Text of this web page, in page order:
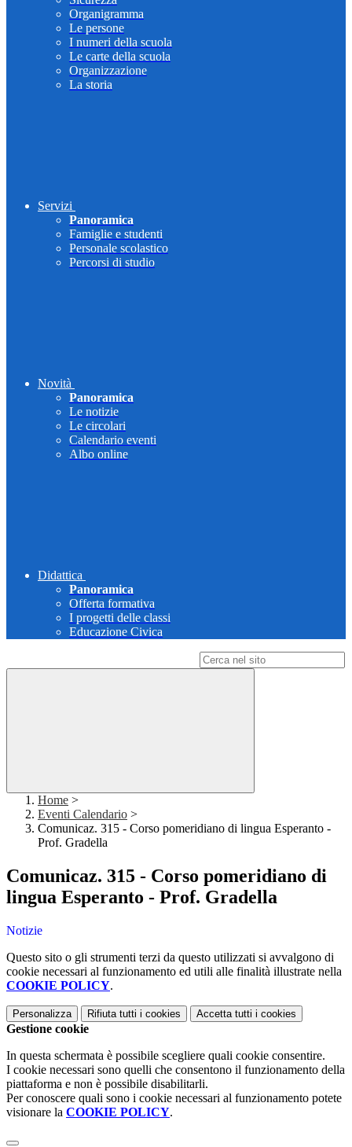
Organigramma
Le persone
I numeri della scuola
Le carte della scuola
Organizzazione
La storia
Servizi
Panoramica
Famiglie e studenti
Personale scolastico
Percorsi di studio
Novità
Panoramica
Le notizie
Le circolari
Calendario eventi
Albo online
Didattica
Panoramica
Offerta formativa
I progetti delle classi
Educazione Civica
Home >
Eventi Calendario >
Comunicaz. 315 - Corso pomeridiano di lingua Esperanto -
Prof. Gradella
Comunicaz. 315 - Corso pomeridiano di
lingua Esperanto - Prof. Gradella
Notizie
Questo sito o gli strumenti terzi da questo utilizzati si avvalgono di
cookie necessari al funzionamento ed utili alle finalità illustrate nella
COOKIE POLICY.
Personalizza Rifiuta tutti i cookies Accetta tutti i cookies
Gestione cookie
In questa schermata è possibile scegliere quali cookie consentire.
I cookie necessari sono quelli che consentono il funzionamento della
piattaforma e non è possibile disabilitarli.
Per conoscere quali sono i cookie necessari al funzionamento potete
visionare la COOKIE POLICY.